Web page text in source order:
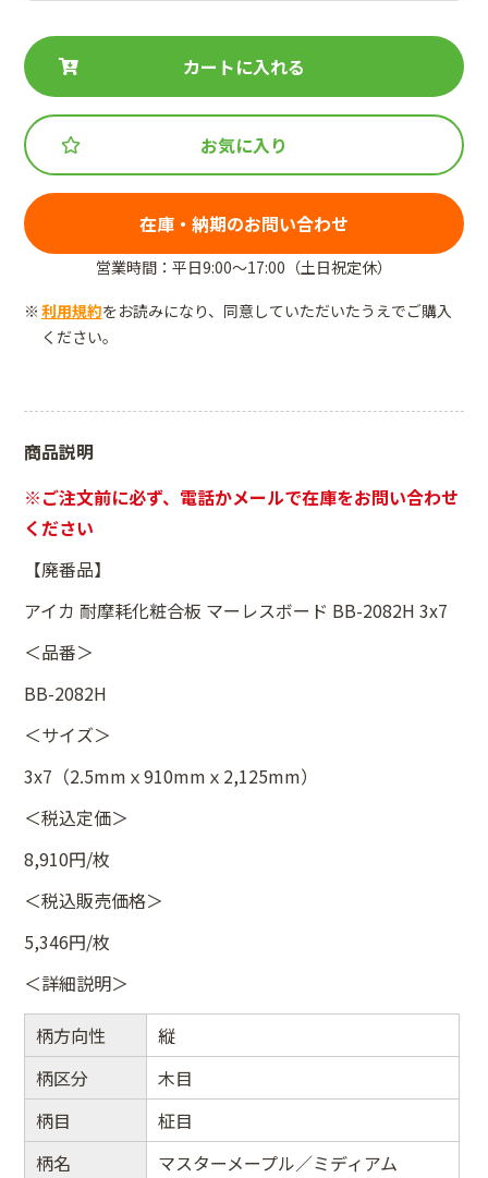
カートに入れる
お気に入り
在庫・納期のお問い合わせ
営業時間：平日9:00～17:00（土日祝定休）
利用規約をお読みになり、同意していただいたうえでご購入
ください。
商品説明
※ご注文前に必ず、電話かメールで在庫をお問い合わせ
ください
【廃番品】
アイカ 耐摩耗化粧合板 マーレスボード BB-2082H 3x7
＜品番＞
BB-2082H
＜サイズ＞
3x7（2.5mmｘ910mmｘ2,125mm）
＜税込定価＞
8,910円/枚
＜税込販売価格＞
5,346円/枚
＜詳細説明＞
柄方向性
縦
柄区分
木目
柄目
柾目
柄名
マスターメープル／ミディアム